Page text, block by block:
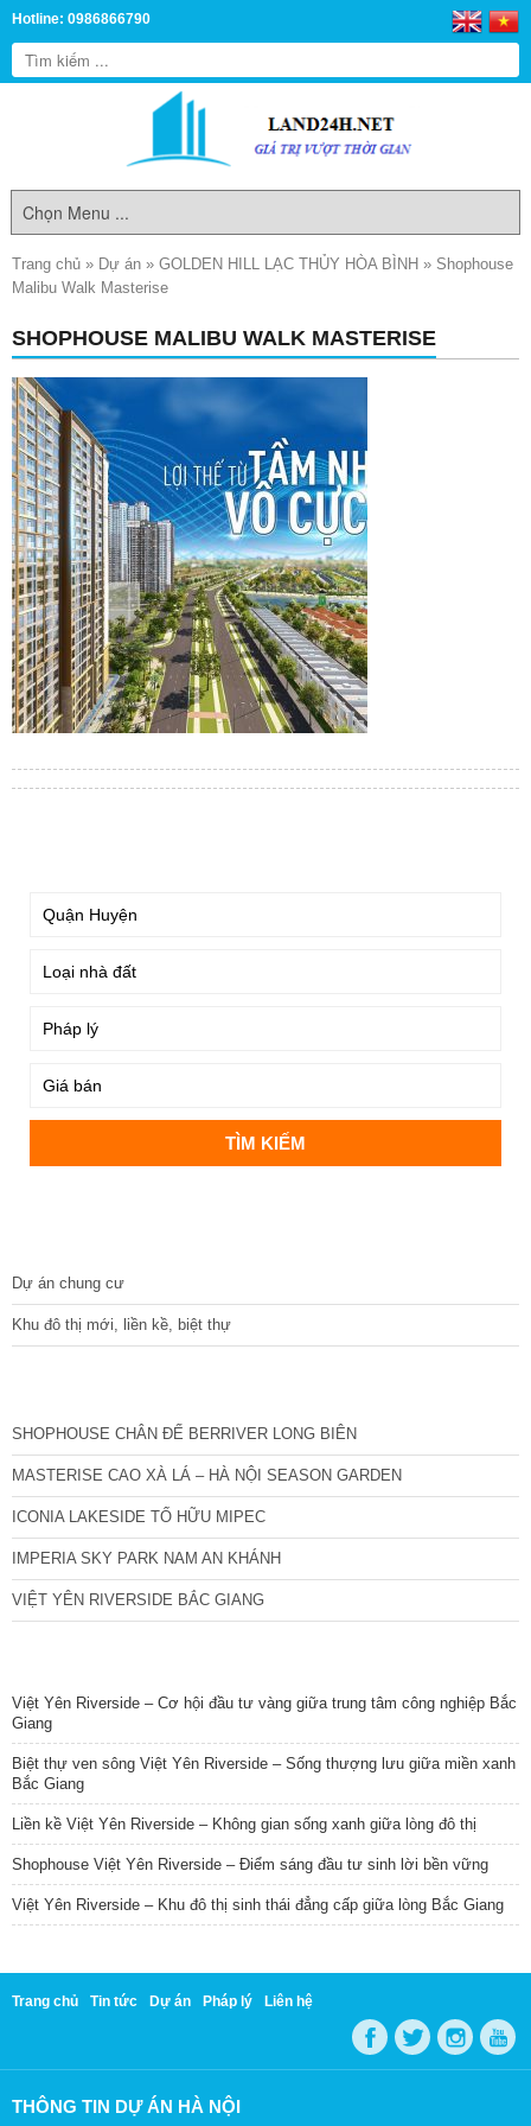
Hotline: 0986866790
Trang chủ » Dự án » GOLDEN HILL LẠC THỦY HÒA BÌNH » Shophouse
Malibu Walk Masterise
SHOPHOUSE MALIBU WALK MASTERISE
Dự án chung cư
Khu đô thị mới, liền kề, biệt thự
SHOPHOUSE CHÂN ĐẾ BERRIVER LONG BIÊN
MASTERISE CAO XÀ LÁ – HÀ NỘI SEASON GARDEN
ICONIA LAKESIDE TỐ HỮU MIPEC
IMPERIA SKY PARK NAM AN KHÁNH
VIỆT YÊN RIVERSIDE BẮC GIANG
Việt Yên Riverside – Cơ hội đầu tư vàng giữa trung tâm công nghiệp Bắc
Giang
Biệt thự ven sông Việt Yên Riverside – Sống thượng lưu giữa miền xanh
Bắc Giang
Liền kề Việt Yên Riverside – Không gian sống xanh giữa lòng đô thị
Shophouse Việt Yên Riverside – Điểm sáng đầu tư sinh lời bền vững
Việt Yên Riverside – Khu đô thị sinh thái đẳng cấp giữa lòng Bắc Giang
Trang chủ Tin tức Dự án Pháp lý Liên hệ
THÔNG TIN DỰ ÁN HÀ NỘI